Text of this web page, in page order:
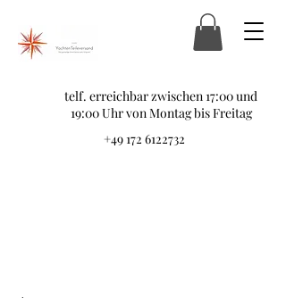
telf. erreichbar zwischen 17:00 und
19:00 Uhr von Montag bis Freitag
+49 172 6122732